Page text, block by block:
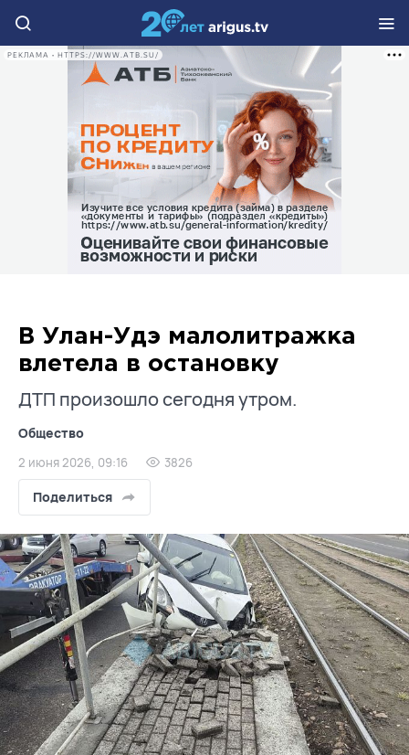
РЕКЛАМА • HTTPS://WWW.ATB.SU/
В Улан-Удэ малолитражка
влетела в остановку
ДТП произошло сегодня утром.
Общество
2 июня 2026, 09:16 3826
Поделиться